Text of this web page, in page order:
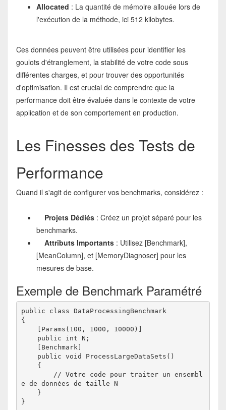
Allocated : La quantité de mémoire allouée lors de
l'exécution de la méthode, ici 512 kilobytes.
Ces données peuvent être utilisées pour identifier les
goulots d'étranglement, la stabilité de votre code sous
différentes charges, et pour trouver des opportunités
d'optimisation. Il est crucial de comprendre que la
performance doit être évaluée dans le contexte de votre
application et de son comportement en production.
Les Finesses des Tests de
Performance
Quand il s'agit de configurer vos benchmarks, considérez :
Projets Dédiés: Créez un projet séparé pour les
benchmarks.
Attributs Importants: Utilisez [Benchmark],
[MeanColumn], et [MemoryDiagnoser] pour les
mesures de base.
Exemple de Benchmark Paramétré
public class DataProcessingBenchmark
{
[Params(100, 1000, 10000)]
public int N;
[Benchmark]
public void ProcessLargeDataSets()
{
// Votre code pour traiter un ensembl
e de données de taille N
}
}